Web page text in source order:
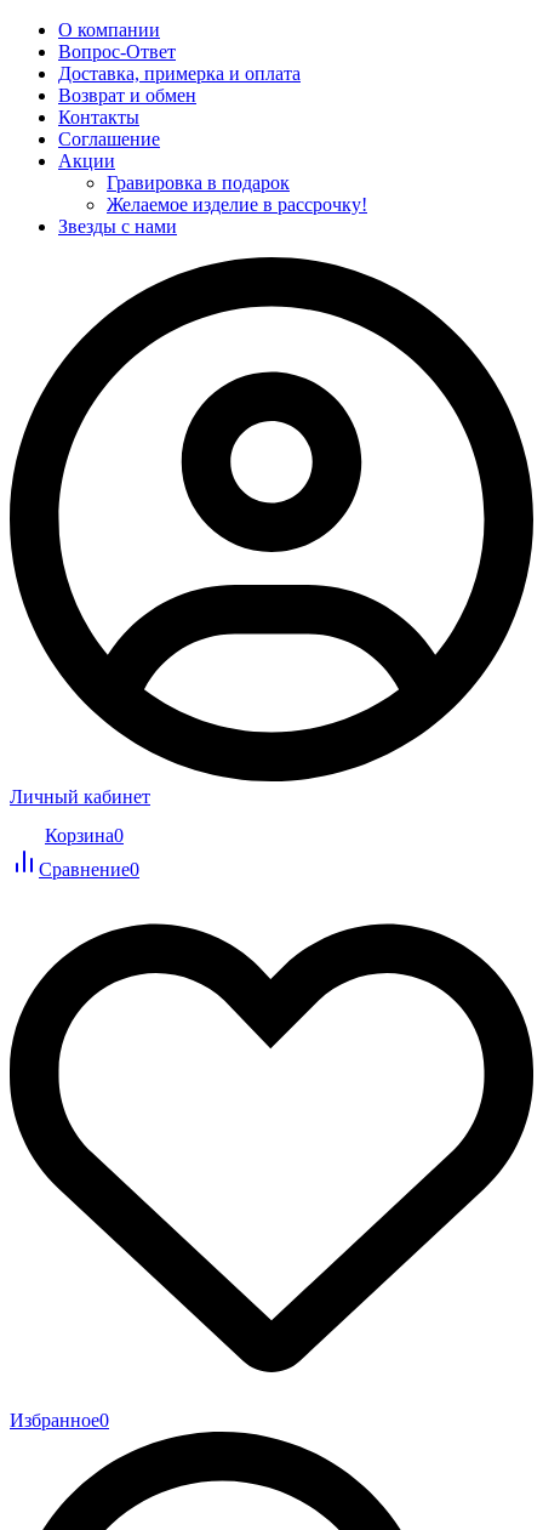
О компании
Вопрос-Ответ
Доставка, примерка и оплата
Возврат и обмен
Контакты
Соглашение
Акции
Гравировка в подарок
Желаемое изделие в рассрочку!
Звезды с нами
Личный кабинет
Корзина0
Сравнение0
Избранное0